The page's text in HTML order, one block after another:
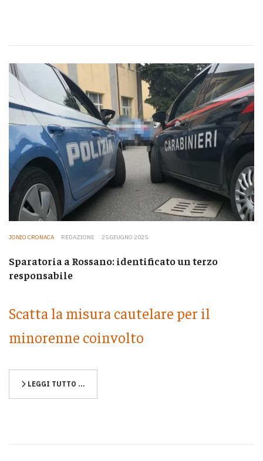
JONIO CRONACA REDAZIONE 25 GIUGNO 2025
Sparatoria a Rossano: identificato un terzo
responsabile
Scatta la misura cautelare per il
minorenne coinvolto
LEGGI TUTTO …